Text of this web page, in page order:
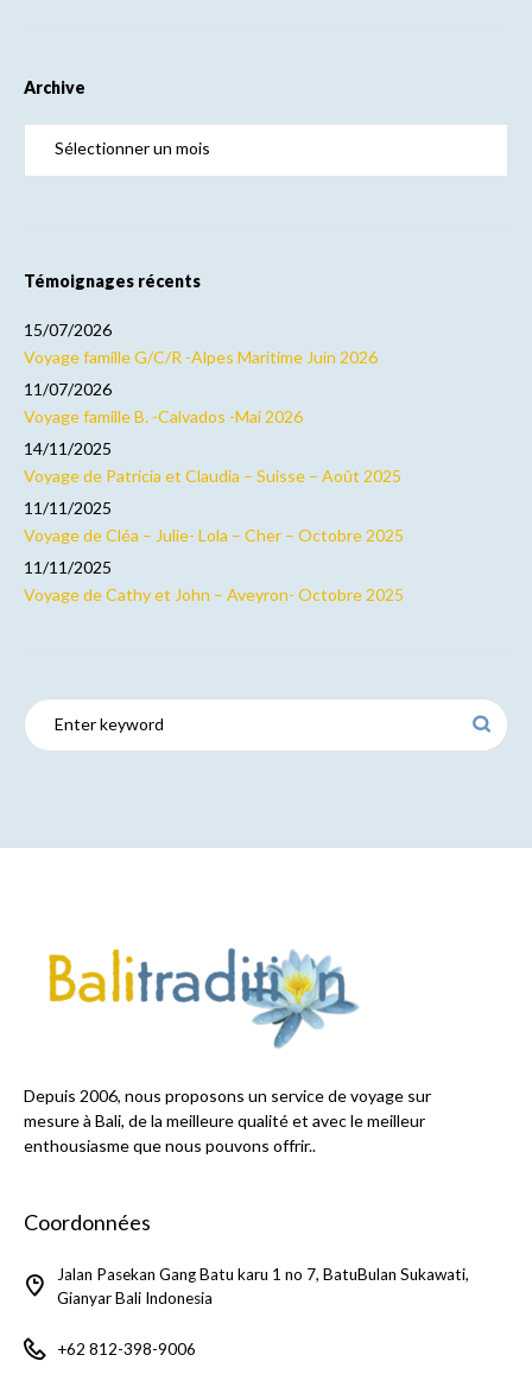
Archive
Témoignages récents
Voyage famille G/C/R -Alpes Maritime Juin 2026
15/07/2026
Voyage famille B. -Calvados -Mai 2026
11/07/2026
Voyage de Patricia et Claudia – Suisse – Août 2025
14/11/2025
Voyage de Cléa – Julie- Lola – Cher – Octobre 2025
11/11/2025
Voyage de Cathy et John – Aveyron- Octobre 2025
11/11/2025
Depuis 2006, nous proposons un service de voyage sur
mesure à Bali, de la meilleure qualité et avec le meilleur
enthousiasme que nous pouvons offrir..
Coordonnées
Jalan Pasekan Gang Batu karu 1 no 7, BatuBulan Sukawati,
Gianyar Bali Indonesia
+62 812-398-9006